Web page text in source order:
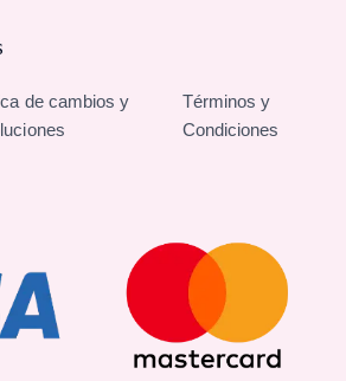
de cambios y
Términos y
Condiciones